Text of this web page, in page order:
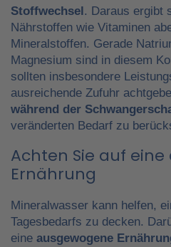
Stoffwechsel. Daraus ergibt
Nährstoffen wie Vitaminen
Mineralstoffen. Gerade
Magnesium sind in diesem
sollten insbesondere
ausreichende Zufuhr
während der
veränderten Bedarf zu
Achten Sie auf
Ernährung
Mineralwasser kann helfen,
Tagesbedarfs zu decken.
eine ausgewogene